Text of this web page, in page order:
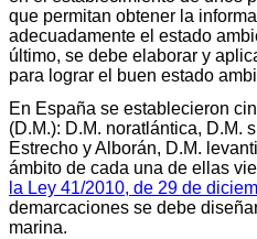
que permitan obtener la
adecuadamente el estado
último, se debe elaborar y
para lograr el buen estado
En España se establecieron
(D.M.): D.M. noratlántica, D.M.
Estrecho y Alborán, D.M.
ámbito de cada una de ellas
la Ley 41/2010, de 29 de
demarcaciones se debe
marina.